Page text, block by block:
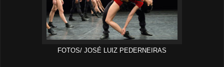
FOTOS/ JOSÉ LUIZ PEDERNEIRAS